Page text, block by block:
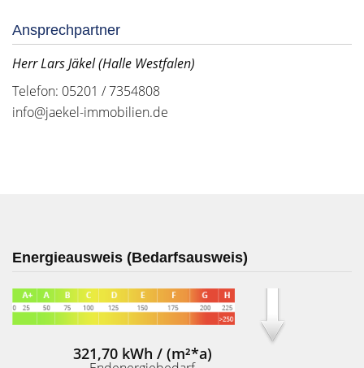
Ansprechpartner
Herr Lars Jäkel (Halle Westfalen)
Telefon: 05201 / 7354808
info@jaekel-immobilien.de
Energieausweis (Bedarfsausweis)
321,70 kWh / (m²*a)